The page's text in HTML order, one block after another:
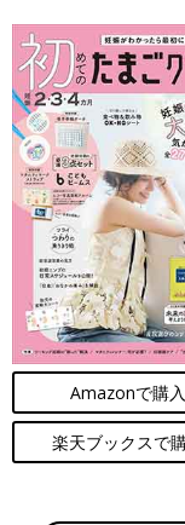
Amazonで購入
楽天ブックスで